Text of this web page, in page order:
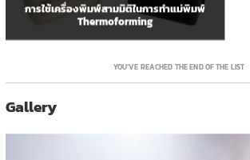
การใช้เครื่องพิมพ์สามมิติในการทำแม่พิมพ์
Thermoforming
YOU’VE REACHED THE END OF THE LIST
Gallery